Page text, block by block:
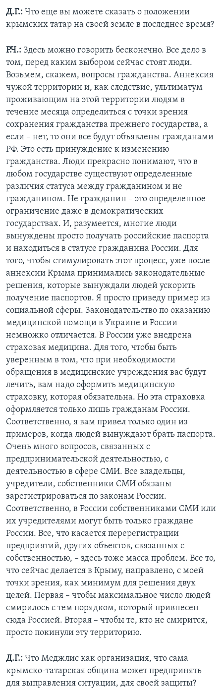
Д.Г.: Что еще вы можете сказать о положении
крымских татар на своей земле в последнее время?
Р.Ч.: Здесь можно говорить бесконечно. Все дело в
том, перед каким выбором сейчас стоят люди.
Возьмем, скажем, вопросы гражданства. Аннексия
чужой территории и, как следствие, ультиматум
проживающим на этой территории людям в
течение месяца определиться с точки зрения
сохранения гражданства прежнего государства, а
если – нет, то они все будут объявлены гражданами
РФ. Это есть принуждение к изменению
гражданства. Люди прекрасно понимают, что в
любом государстве существуют определенные
различия статуса между гражданином и не
гражданином. Не гражданин – это определенное
ограничение даже в демократических
государствах. И, разумеется, многие люди
вынуждены просто получать российские паспорта
и находиться в статусе гражданина России. Для
того, чтобы стимулировать этот процесс, уже после
аннексии Крыма принимались законодательные
решения, которые вынуждали людей ускорить
получение паспортов. Я просто приведу пример из
социальной сферы. Законодательство по оказанию
медицинской помощи в Украине и России
немножко отличается. В России уже внедрена
страховая медицина. Для того, чтобы быть
уверенным в том, что при необходимости
обращения в медицинские учреждения вас будут
лечить, вам надо оформить медицинскую
страховку, которая обязательна. Но эта страховка
оформляется только лишь гражданам России.
Соответственно, я вам привел только один из
примеров, когда людей вынуждают брать паспорта.
Очень много вопросов, связанных с
предпринимательской деятельностью, с
деятельностью в сфере СМИ. Все владельцы,
учредители, собственники СМИ обязаны
зарегистрироваться по законам России.
Соответственно, в России собственниками СМИ или
их учредителями могут быть только граждане
России. Все, что касается перерегистрации
предприятий, других объектов, связанных с
собственностью, – здесь тоже масса проблем. Все то,
что сейчас делается в Крыму, направлено, с моей
точки зрения, как минимум для решения двух
целей. Первая – чтобы максимальное число людей
смирилось с тем порядком, который привнесен
сюда Россией. Вторая – чтобы те, кто не смирится,
просто покинули эту территорию.
Д.Г.: Что Меджлис как организация, что сама
крымско-татарская община может предпринять
для выправления ситуации, для своей защиты?